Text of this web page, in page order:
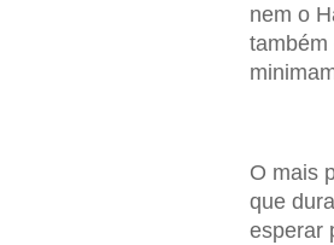
nem o
também
O mais
que
esperar